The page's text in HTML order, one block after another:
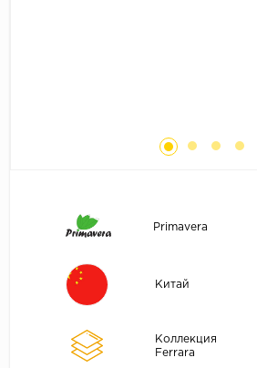
Primavera
Китай
Коллекция
Ferrara